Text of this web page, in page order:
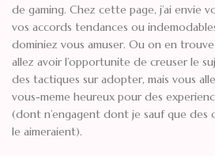
de gaming. Chez cette page, j’ai envie
vos accords tendances ou
dominiez vous amuser. Ou on en
allez avoir l’opportunite de creuser le
des tactiques sur adopter, mais vous
vous-meme heureux pour des
(dont n’engagent dont je sauf que des
le aimeraient).